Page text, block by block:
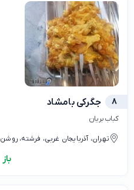
8 جگرکی بامشاد
کباب بریان
تهران، آذربایجان غربی، فرشته، روشن
باز